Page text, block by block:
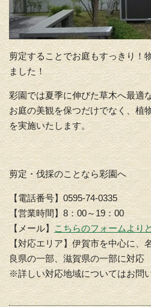
剪定することでお庭もすっきり！
ました！
彩園では夏季に伸びた草木へ最適
お庭の美観を保つだけでなく、植
を実施いたします。
剪定・伐採のことなら彩園へ
【電話番号】0595-74-0335
【営業時間】8：00～19：00
【メール】
こちらのフォームより
【対応エリア】伊賀市を中心に、
良県の一部、滋賀県の一部に対応
※詳しい対応地域についてはお問